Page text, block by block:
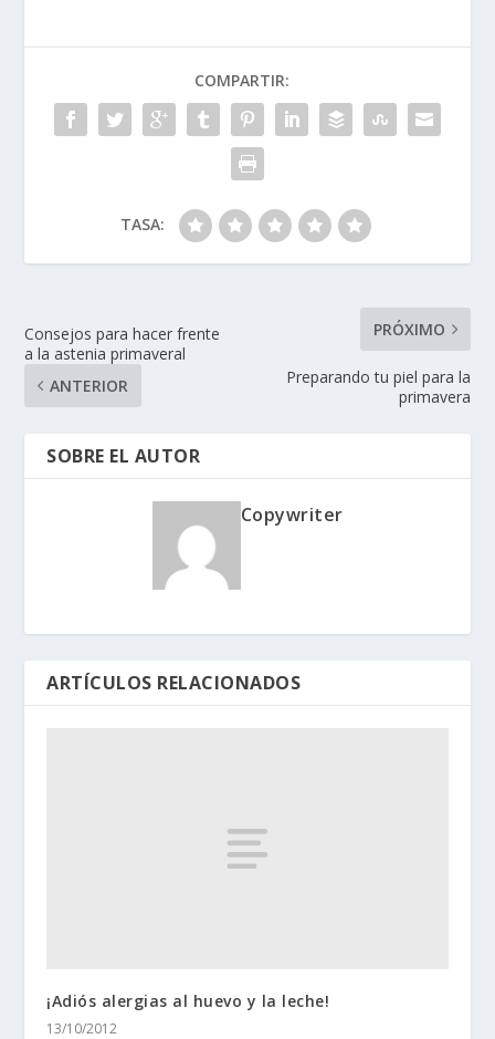
COMPARTIR:
TASA:
Consejos para hacer frente
a la astenia primaveral
ANTERIOR
PRÓXIMO
Preparando tu piel para la
primavera
SOBRE EL AUTOR
Copywriter
ARTÍCULOS RELACIONADOS
¡Adiós alergias al huevo y la leche!
13/10/2012